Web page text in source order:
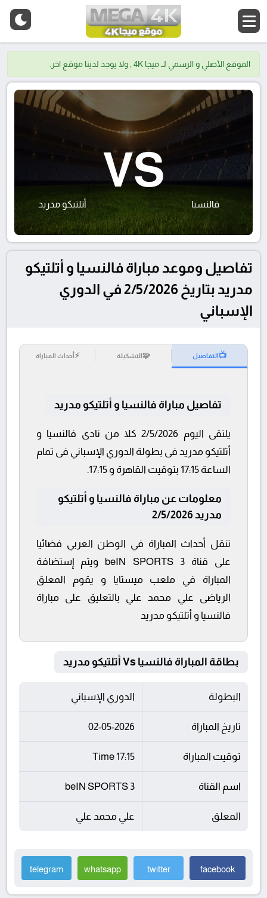
الموقع الأصلي و الرسمي لــ ميجا 4K , ولا يوجد لدينا موقع اخر.
فالنسيا
VS
أتلتيكو مدريد
تفاصيل وموعد مباراة فالنسيا و أتلتيكو
مدريد بتاريخ 2/5/2026 في الدوري
الإسباني
📺التفاصيل 🧩التشكيلة ⚡أحداث المباراة
تفاصيل مباراة فالنسيا و أتلتيكو مدريد
يلتقى اليوم 2/5/2026 كلا من نادى فالنسيا و
أتلتيكو مدريد فى بطولة الدوري الإسباني فى تمام
الساعة 17:15 بتوقيت القاهرة و 17:15.
معلومات عن مباراة فالنسيا و أتلتيكو
مدريد 2/5/2026
تنقل أحداث المباراة في الوطن العربي فضائيا
على قناة beIN SPORTS 3 ويتم إستضافة
المباراة في ملعب ميستايا و يقوم المعلق
الرياضى علي محمد علي بالتعليق على مباراة
فالنسيا و أتلتيكو مدريد
بطاقة المباراة فالنسيا Vs أتلتيكو مدريد
البطولة الدوري الإسباني
تاريخ المباراة 02-05-2026
توقيت المباراة 17:15 Time
اسم القناة beIN SPORTS 3
المعلق علي محمد علي
facebook
twitter
whatsapp
telegram